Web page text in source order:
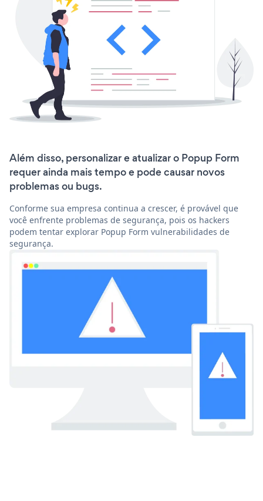
Além disso, personalizar e atualizar o Popup Form
requer ainda mais tempo e pode causar novos
problemas ou bugs.
Conforme sua empresa continua a crescer, é provável que
você enfrente problemas de segurança, pois os hackers
podem tentar explorar Popup Form vulnerabilidades de
segurança.